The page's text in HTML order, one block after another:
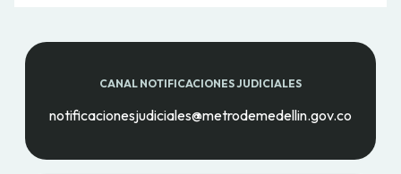
CANAL NOTIFICACIONES JUDICIALES
notificacionesjudiciales@metrodemedellin.gov.co